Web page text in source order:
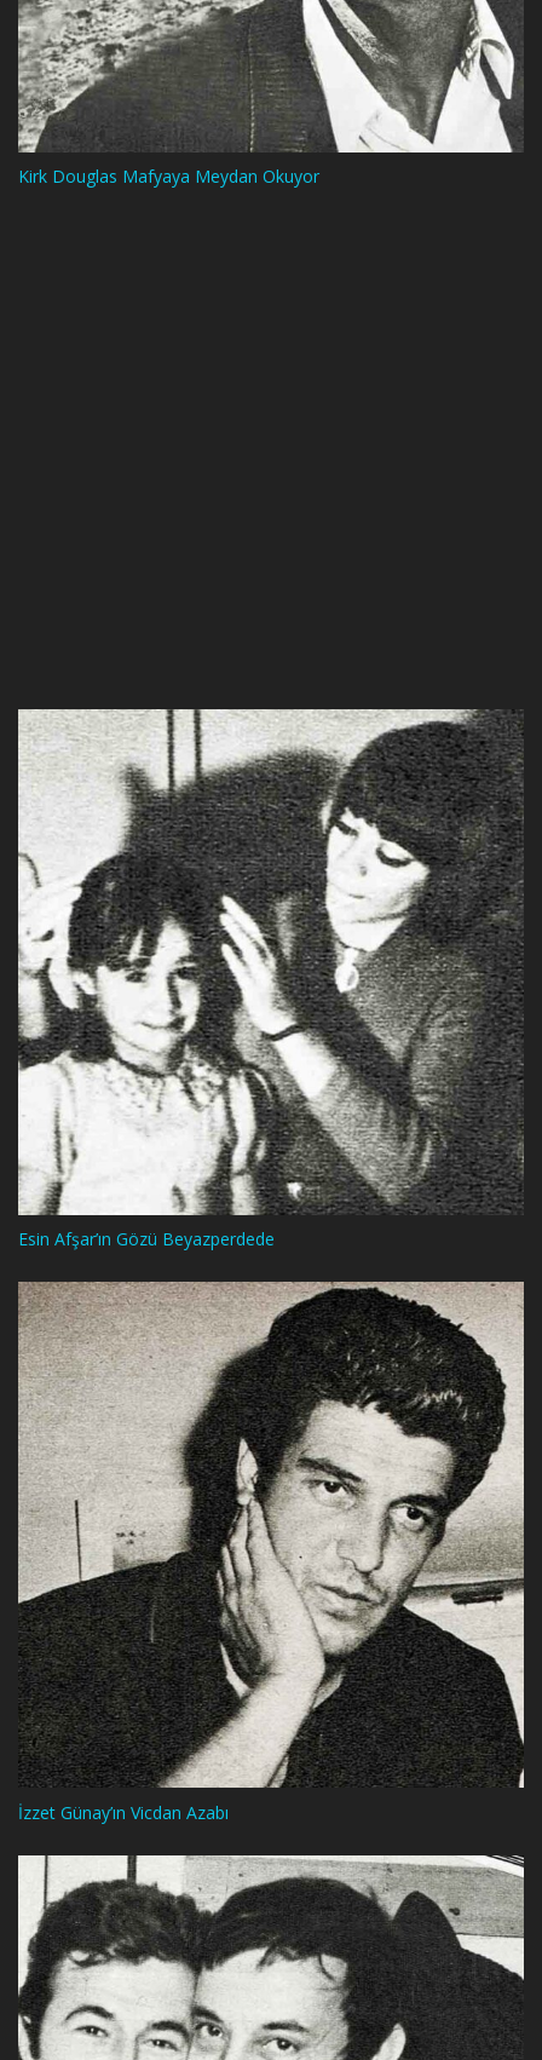
Kirk Douglas Mafyaya Meydan Okuyor
Esin Afşar’ın Gözü Beyazperdede
İzzet Günay’ın Vicdan Azabı